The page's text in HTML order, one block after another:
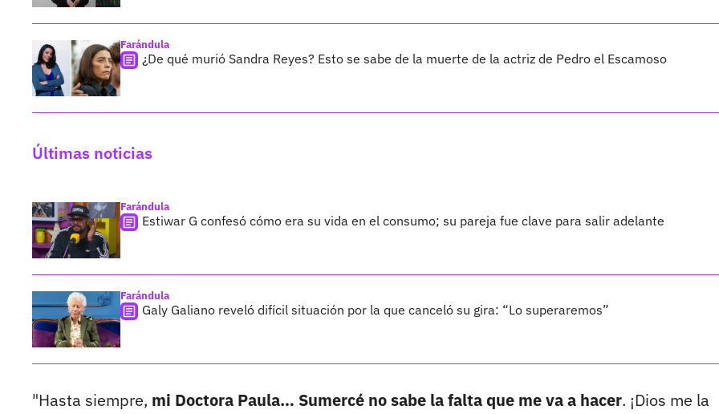
Farándula
¿De qué murió Sandra Reyes? Esto se sabe de la muerte de la actriz de Pedro el Escamoso
Últimas noticias
Farándula
Estiwar G confesó cómo era su vida en el consumo; su pareja fue clave para salir adelante
Farándula
Galy Galiano reveló difícil situación por la que canceló su gira: “Lo superaremos”
"Hasta siempre, mi Doctora Paula… Sumercé no sabe la falta que me va a hacer. ¡Dios me la